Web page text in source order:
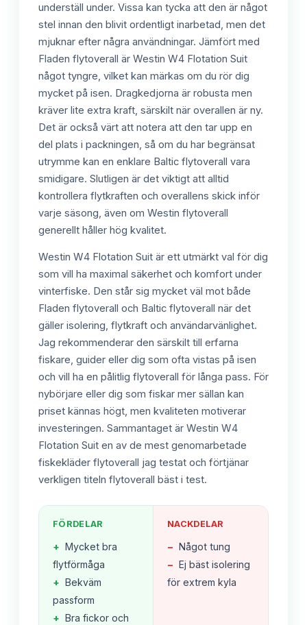
underställ under. Vissa kan tycka att den är något
stel innan den blivit ordentligt inarbetad, men det
mjuknar efter några användningar. Jämfört med
Fladen flytoverall är Westin W4 Flotation Suit
något tyngre, vilket kan märkas om du rör dig
mycket på isen. Dragkedjorna är robusta men
kräver lite extra kraft, särskilt när overallen är ny.
Det är också värt att notera att den tar upp en
del plats i packningen, så om du har begränsat
utrymme kan en enklare Baltic flytoverall vara
smidigare. Slutligen är det viktigt att alltid
kontrollera flytkraften och overallens skick inför
varje säsong, även om Westin flytoverall
generellt håller hög kvalitet.
Westin W4 Flotation Suit är ett utmärkt val för dig
som vill ha maximal säkerhet och komfort under
vinterfiske. Den står sig mycket väl mot både
Fladen flytoverall och Baltic flytoverall när det
gäller isolering, flytkraft och användarvänlighet.
Jag rekommenderar den särskilt till erfarna
fiskare, guider eller dig som ofta vistas på isen
och vill ha en pålitlig flytoverall för långa pass. För
nybörjare eller dig som fiskar mer sällan kan
priset kännas högt, men kvaliteten motiverar
investeringen. Sammantaget är Westin W4
Flotation Suit en av de mest genomarbetade
fiskekläder flytoverall jag testat och förtjänar
verkligen titeln flytoverall bäst i test.
FÖRDELAR
+ Mycket bra
flytförmåga
+ Bekväm
passform
+ Bra fickor och
NACKDELAR
− Något tung
− Ej bäst isolering
för extrem kyla